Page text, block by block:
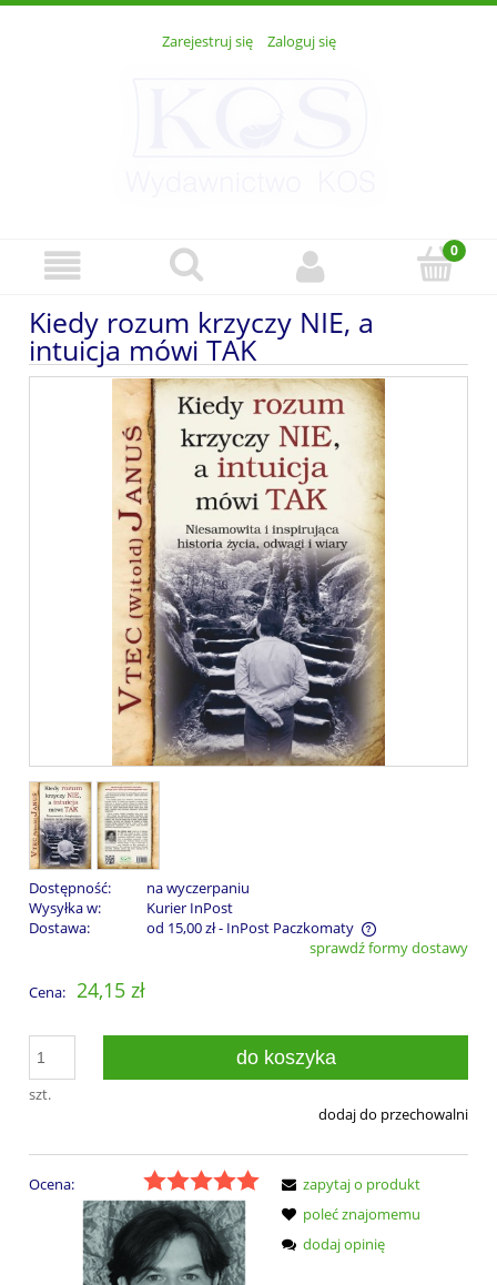
Zarejestruj się Zaloguj się
Kiedy rozum krzyczy NIE, a
intuicja mówi TAK
Dostępność:
na wyczerpaniu
Wysyłka w:
Kurier InPost
Dostawa:
od 15,00 zł- InPost Paczkomaty
Cena nie zawiera ewentualnych kosztów płatnościsprawdź formy dostawy
Cena: 24,15 zł
szt.
do koszyka
dodaj do przechowalni
Ocena:
zapytaj o produkt
poleć znajomemu
dodaj opinię